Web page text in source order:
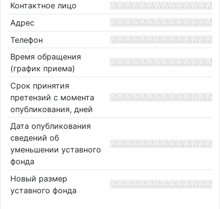
Контактное лицо
Адрес
Телефон
Время обращения
(график приема)
Срок принятия
претензий с момента
опубликования, дней
Дата опубликования
сведений об
уменьшении уставного
фонда
Новый размер
уставного фонда